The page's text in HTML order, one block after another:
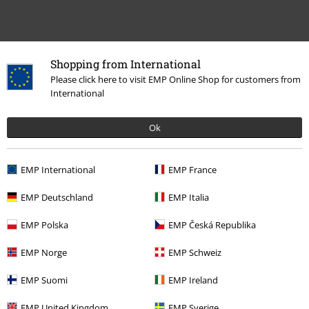
Shopping from International
Please click here to visit EMP Online Shop for customers from
International
Ok
EMP International EMP France
EMP Deutschland EMP Italia
EMP Polska EMP Česká Republika
EMP Norge EMP Schweiz
EMP Suomi EMP Ireland
Flere kategorier. Flere valgmuligheter.
Nyhetsbrev
Få en rabattkode på 15% når du blir abonnent!
Mer